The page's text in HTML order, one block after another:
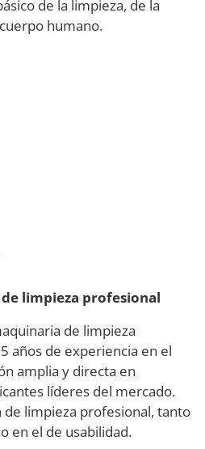
de la limpieza, de la
humano.
limpieza profesional
de limpieza
años de experiencia en el
amplia y directa en
líderes del mercado.
limpieza profesional, tanto
en el de usabilidad.